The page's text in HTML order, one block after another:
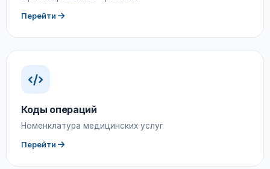
Перейти
Коды операций
Номенклатура медицинских услуг
Перейти